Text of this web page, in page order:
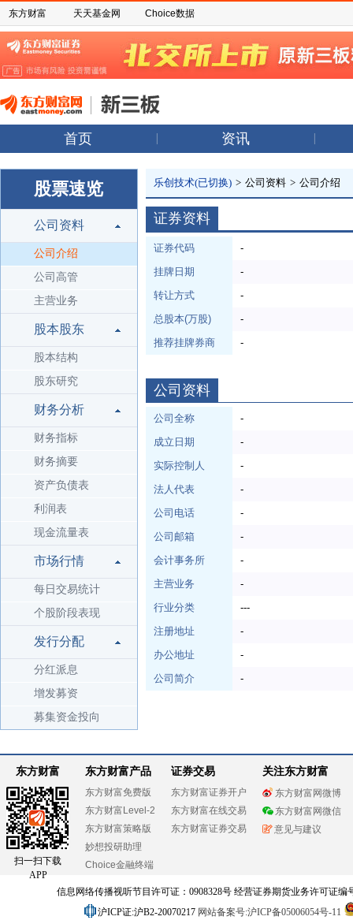
东方财富 天天基金网 Choice数据
首页 资讯
股票速览
公司资料
公司介绍
公司高管
主营业务
股本股东
股本结构
股东研究
财务分析
财务指标
财务摘要
资产负债表
利润表
现金流量表
市场行情
每日交易统计
个股阶段表现
发行分配
分红派息
增发募资
募集资金投向
乐创技术(已切换) > 公司资料 > 公司介绍
证券资料
证券代码
-
挂牌日期
-
转让方式
-
总股本(万股)
-
推荐挂牌券商
-
公司资料
公司全称
-
成立日期
-
实际控制人
-
法人代表
-
公司电话
-
公司邮箱
-
会计事务所
-
主营业务
-
行业分类
---
注册地址
-
办公地址
-
公司简介
-
东方财富
扫一扫下载
APP
东方财富产品
东方财富免费版
东方财富Level-2
东方财富策略版
妙想投研助理
Choice金融终端
证券交易
东方财富证券开户
东方财富在线交易
东方财富证券交易
关注东方财富
东方财富网微博
东方财富网微信
意见与建议
信息网络传播视听节目许可证：0908328号 经营证券期货业务许可证编
沪ICP证:沪B2-20070217 网站备案号:沪ICP备05006054号-11